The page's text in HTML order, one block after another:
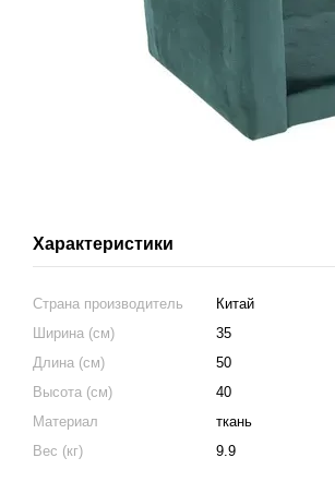
Характеристики
Страна производитель
Китай
Ширина (см)
35
Длина (см)
50
Высота (см)
40
Материал
ткань
Вес (кг)
9.9